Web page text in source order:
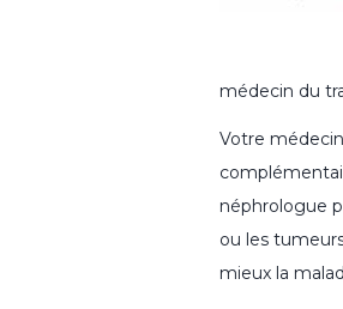
médecin du
Votre
néphrologue
ou les
mieux la